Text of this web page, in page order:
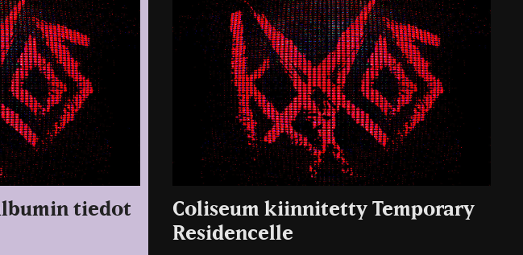
tiedot
Coliseum kiinnitetty Temporary
Residencelle